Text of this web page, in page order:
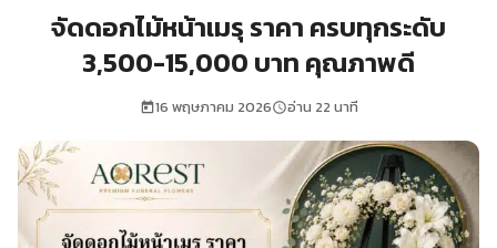
จัดดอกไม้หน้าเมรุ ราคา ครบทุกระดับ
3,500-15,000 บาท คุณภาพดี
16 พฤษภาคม 2026 อ่าน 22 นาที